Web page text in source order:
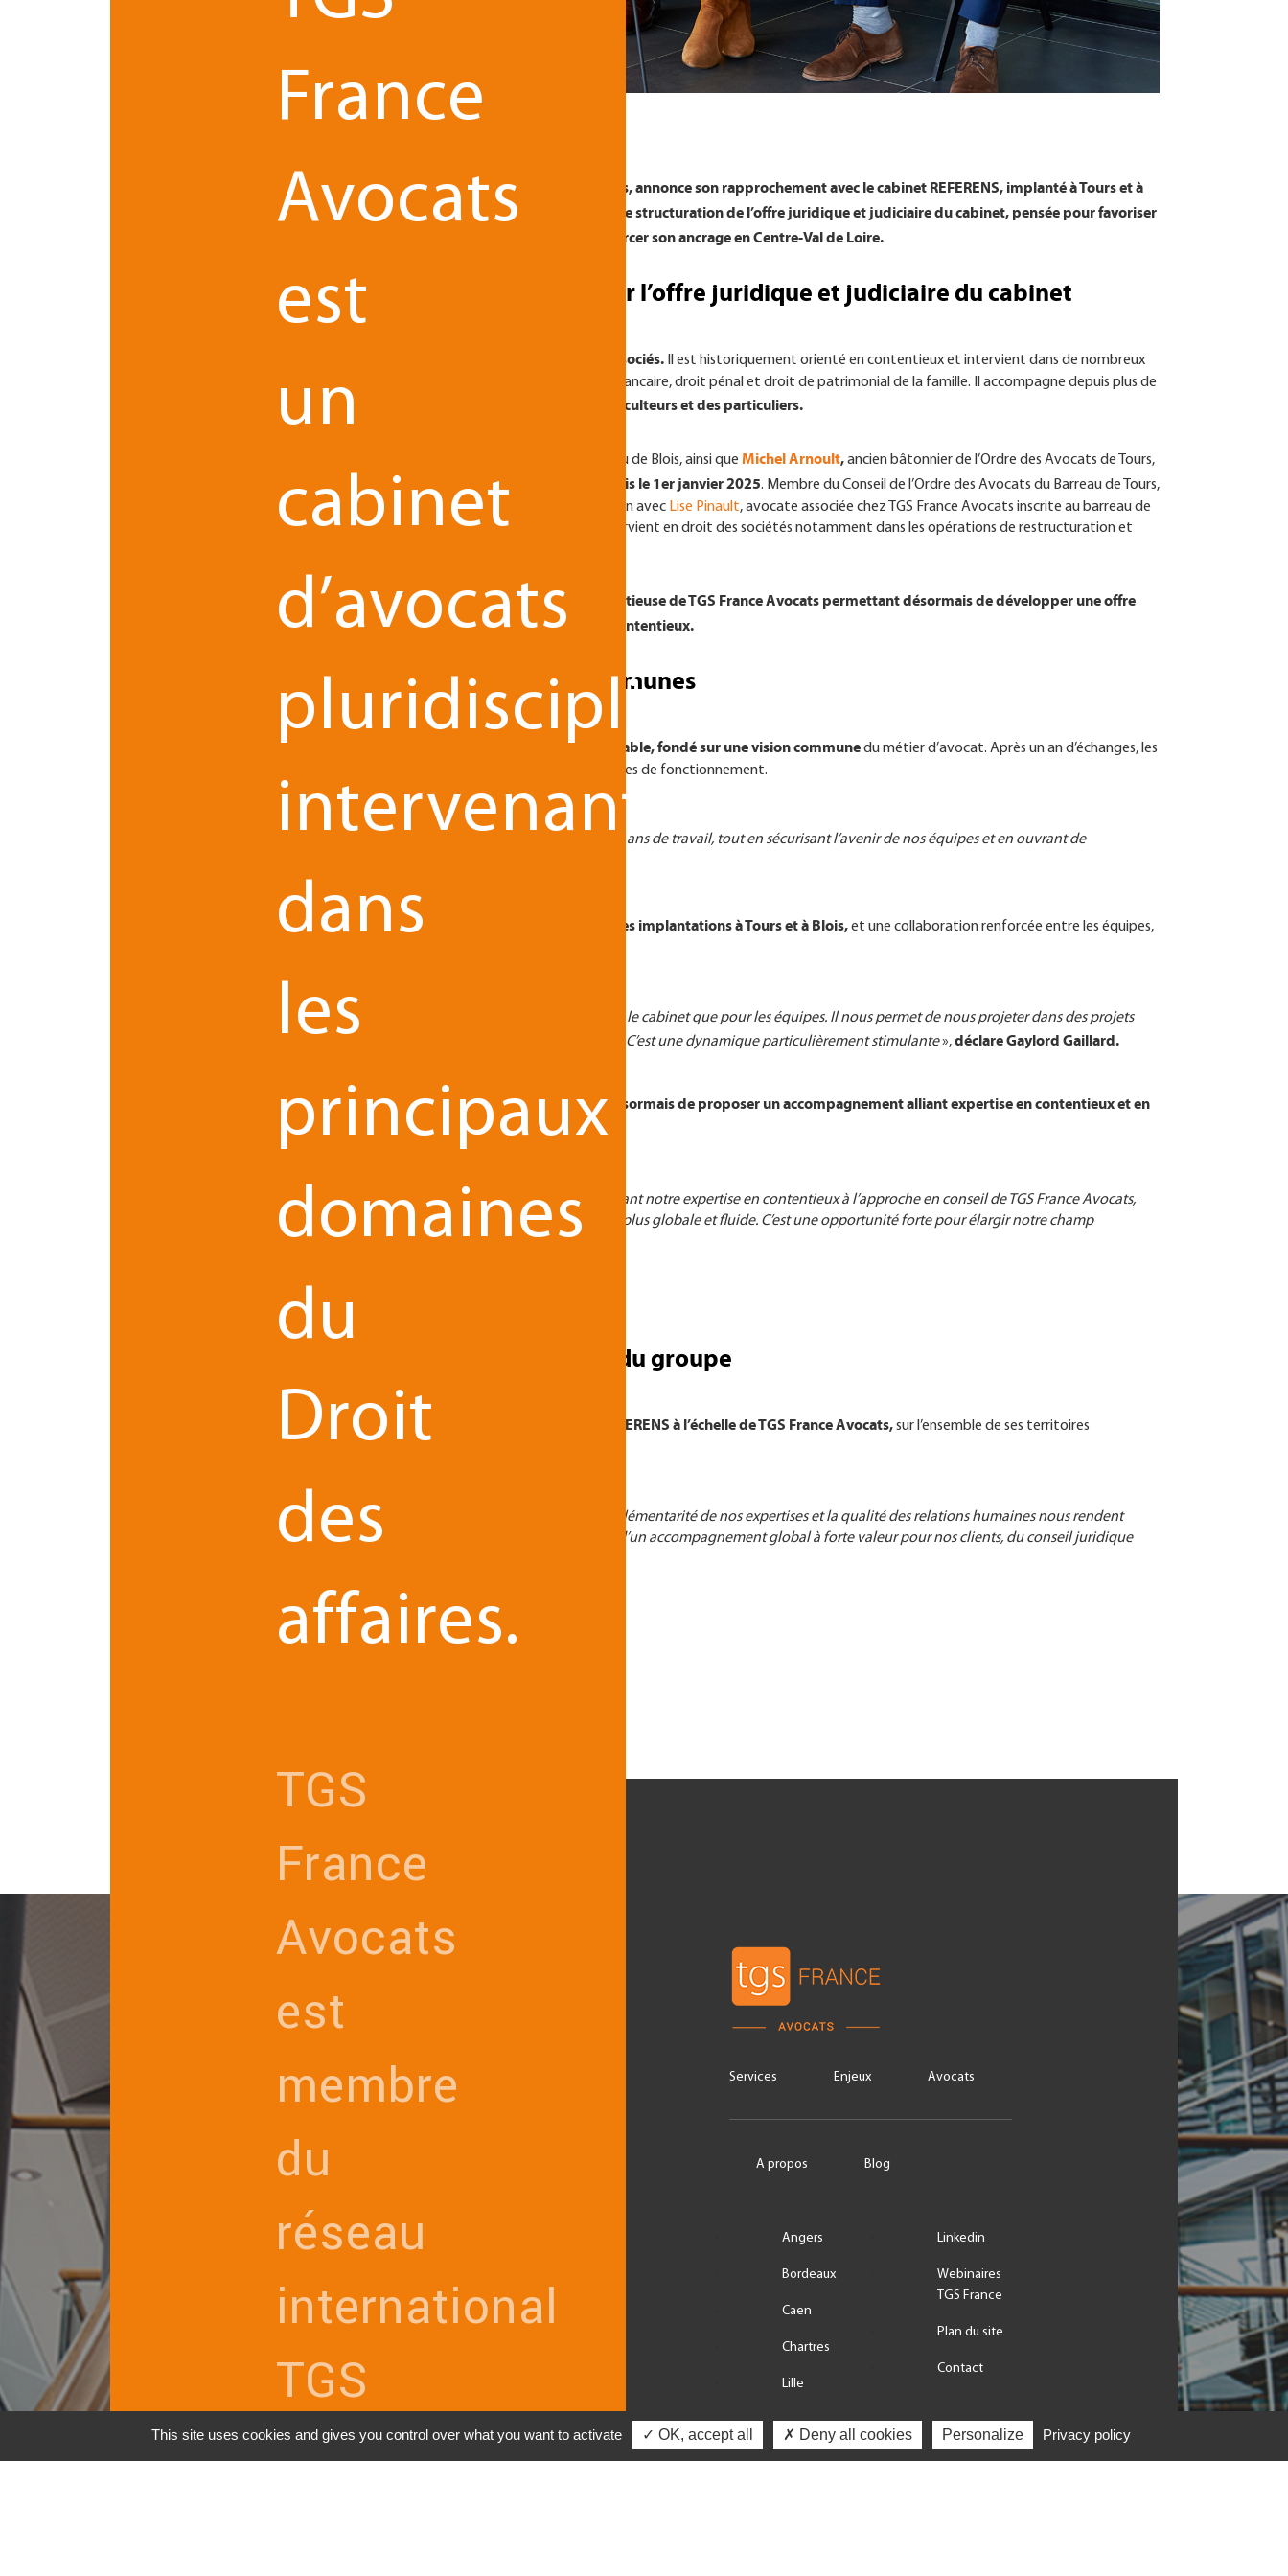
TGS France Avocats, cabinet d’avocats pluridisciplinaire en droit des affaires, annonce son rapprochement avec le cabinet REFERENS, implanté à Tours et à
Blois. Cette opération s’inscrit dans une dynamique de développement et de structuration de l’offre juridique et judiciaire du cabinet, pensée pour favoriser
les synergies métiers et réaffirme la volonté de TGS France Avocats de renforcer son ancrage en Centre-Val de Loire.
Un rapprochement structurant pour renforcer l’offre juridique et judiciaire du cabinet
REFERENS compte 15 membres, dont 3 associés.
Il est historiquement orienté en contentieux et intervient dans de nombreux
domaines : droit commercial, droit du travail, droit immobilier, droit rural, droit bancaire, droit pénal et droit de patrimonial de la famille. Il accompagne depuis plus de
30 ans une clientèle diversifiée, dont des entreprises, des institutions, des agriculteurs et des particuliers.
avocat inscrit au barreau de Blois, ainsi que Michel Arnoult,ancien bâtonnier de l’Ordre des Avocats de Tours,
est également avocat associé, depuis le 1er janvier 2025. Membre du Conseil de l’Ordre des Avocats du Barreau de Tours,
il participe activement à cette nouvelle dynamique. Il travaille notamment en lien avec Lise Pinault, avocate associée chez TGS France Avocats inscrite au barreau de
Tours, aux côtés de Laurence Vernay, dirigeante de TGS France Avocats. Lise intervient en droit des sociétés notamment dans les opérations de restructuration et
L’expertise reconnue de REFERENS vient aujourd’hui renforcer l’offre contentieuse de TGS France Avocats permettant désormais de développer une offre
intégrée et complète, combinant conseil, rédaction d’actes et gestion des contentieux.
Une convergence fondée sur des valeurs communes
volonté partagée de construire un projet durable, fondé sur une vision communedu métier d’avocat. Après un an d’échanges, les
équipes ont constaté une forte convergence de leurs expertises et de leurs modes de fonctionnement.
Il s’agissait pour nous de transmettre et de pérenniser le fruit de plus de 30 ans de travail, tout en sécurisant l’avenir de nos équipes et en ouvrant de
Cette dynamique se traduit par une organisation pérenne, avec le maintien des implantations à Tours et à Blois,et une collaboration renforcée entre les équipes,
Ce rapprochement ouvre de nouvelles perspectives d’évolution, tant pour le cabinet que pour les équipes. Il nous permet de nous projeter dans des projets
plus ambitieux et de renforcer notre positionnement sur des expertises clés. C’est une dynamique particulièrement stimulante»,déclare Gaylord Gaillard.
Très bien accueillie en interne comme par les clients, cette opération permet désormais de proposer un accompagnement alliant expertise en contentieux et en
Ce rapprochement marque une nouvelle étape pour REFERENS. En associant notre expertise en contentieux à l’approche en conseil de TGS France Avocats,
nous sommes désormais en mesure d’accompagner nos clients de manière plus globale et fluide. C’est une opportunité forte pour élargir notre champ
Des ambitions de développement à l’échelle du groupe
l’ambition est de déployer l’expertise en contentieux de REFERENS à l’échelle de TGS France Avocats,sur l’ensemble de ses territoires
Nous sommes très enthousiastes à l’idée de cette nouvelle étape. La complémentarité de nos expertises et la qualité des relations humaines nous rendent
particulièrement confiants dans la réussite de ce projet, qui pose les jalons d’un accompagnement global à forte valeur pour nos clients, du conseil juridique
Services Enjeux Avocats
A propos Blog
Angers
Bordeaux
Caen
Chartres
Lille
Nantes
Linkedin
Webinaires
TGS France
Plan du site
Contact
France
Avocats
est
un
cabinet
d’avocats
pluridisciplinaire
intervenant
dans
les
principaux
domaines
du
Droit
des
affaires.
TGS
France
Avocats
est
membre
du
réseau
international
TGS
This site uses cookies and gives you control over what you want to activate ✓ OK, accept all ✗ Deny all cookies Personalize Privacy policy